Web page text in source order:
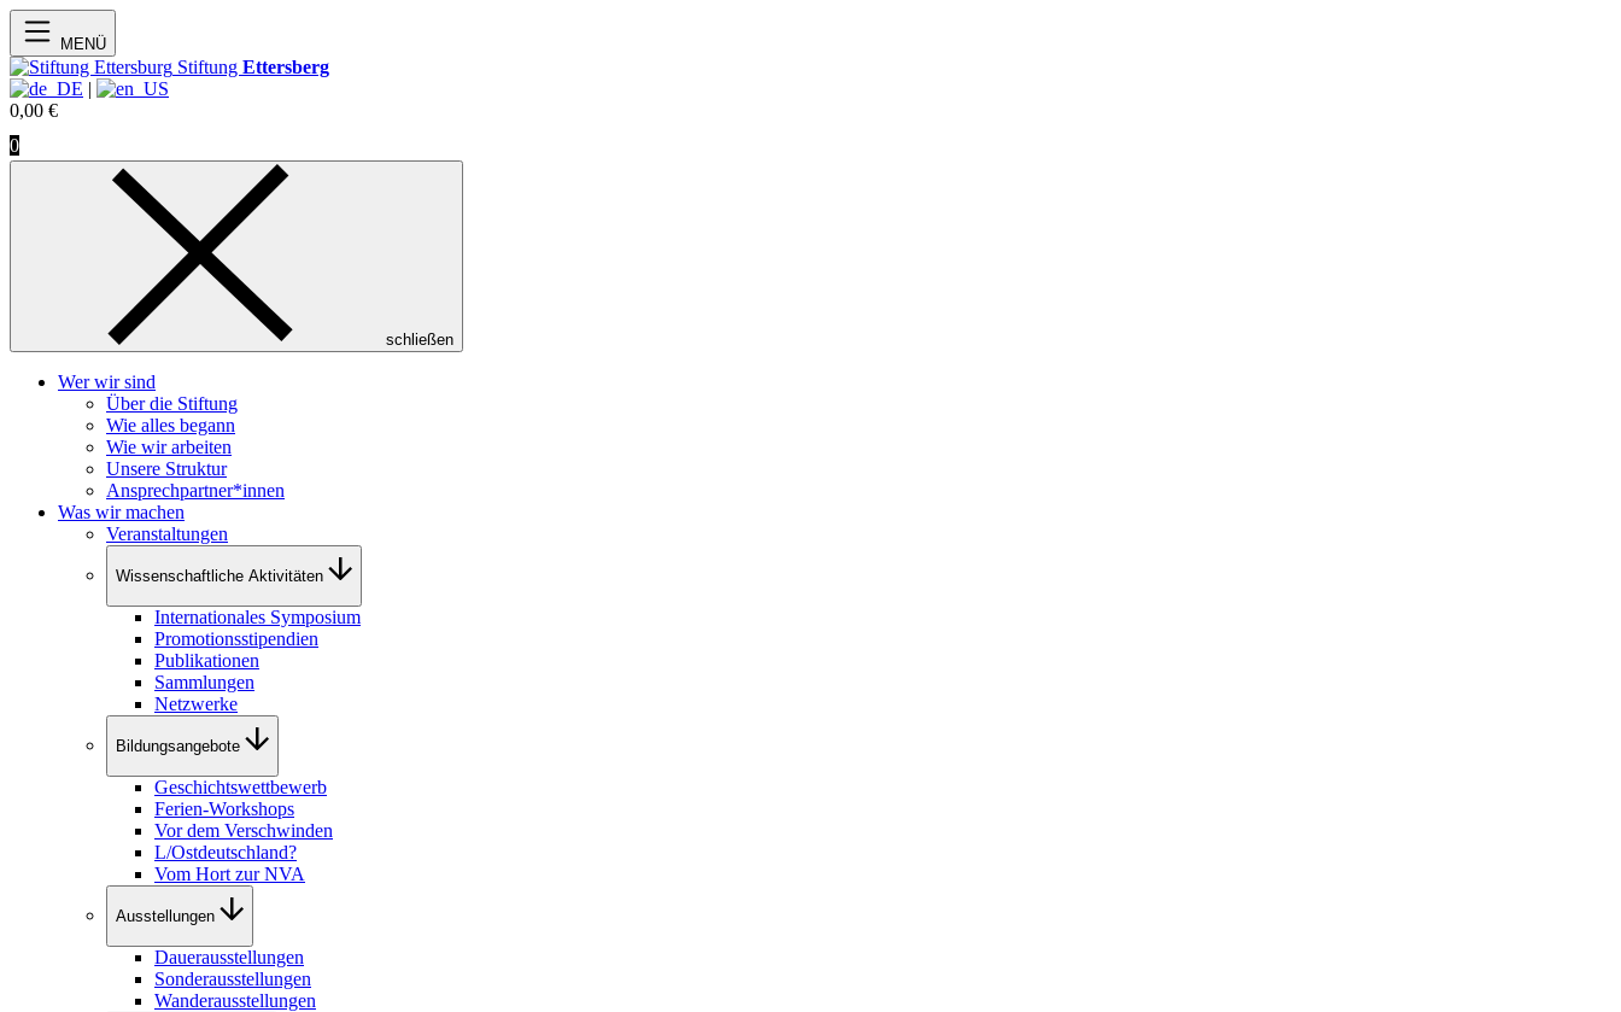
MENÜ
Stiftung Ettersberg
|
0,00 €
0
schließen
Wer wir sind
Über die Stiftung
Wie alles begann
Wie wir arbeiten
Unsere Struktur
Ansprechpartner*innen
Was wir machen
Veranstaltungen
Wissenschaftliche Aktivitäten
Internationales Symposium
Promotionsstipendien
Publikationen
Sammlungen
Netzwerke
Bildungsangebote
Geschichtswettbewerb
Ferien-Workshops
Vor dem Verschwinden
L/Ostdeutschland?
Vom Hort zur NVA
Ausstellungen
Dauerausstellungen
Sonderausstellungen
Wanderausstellungen